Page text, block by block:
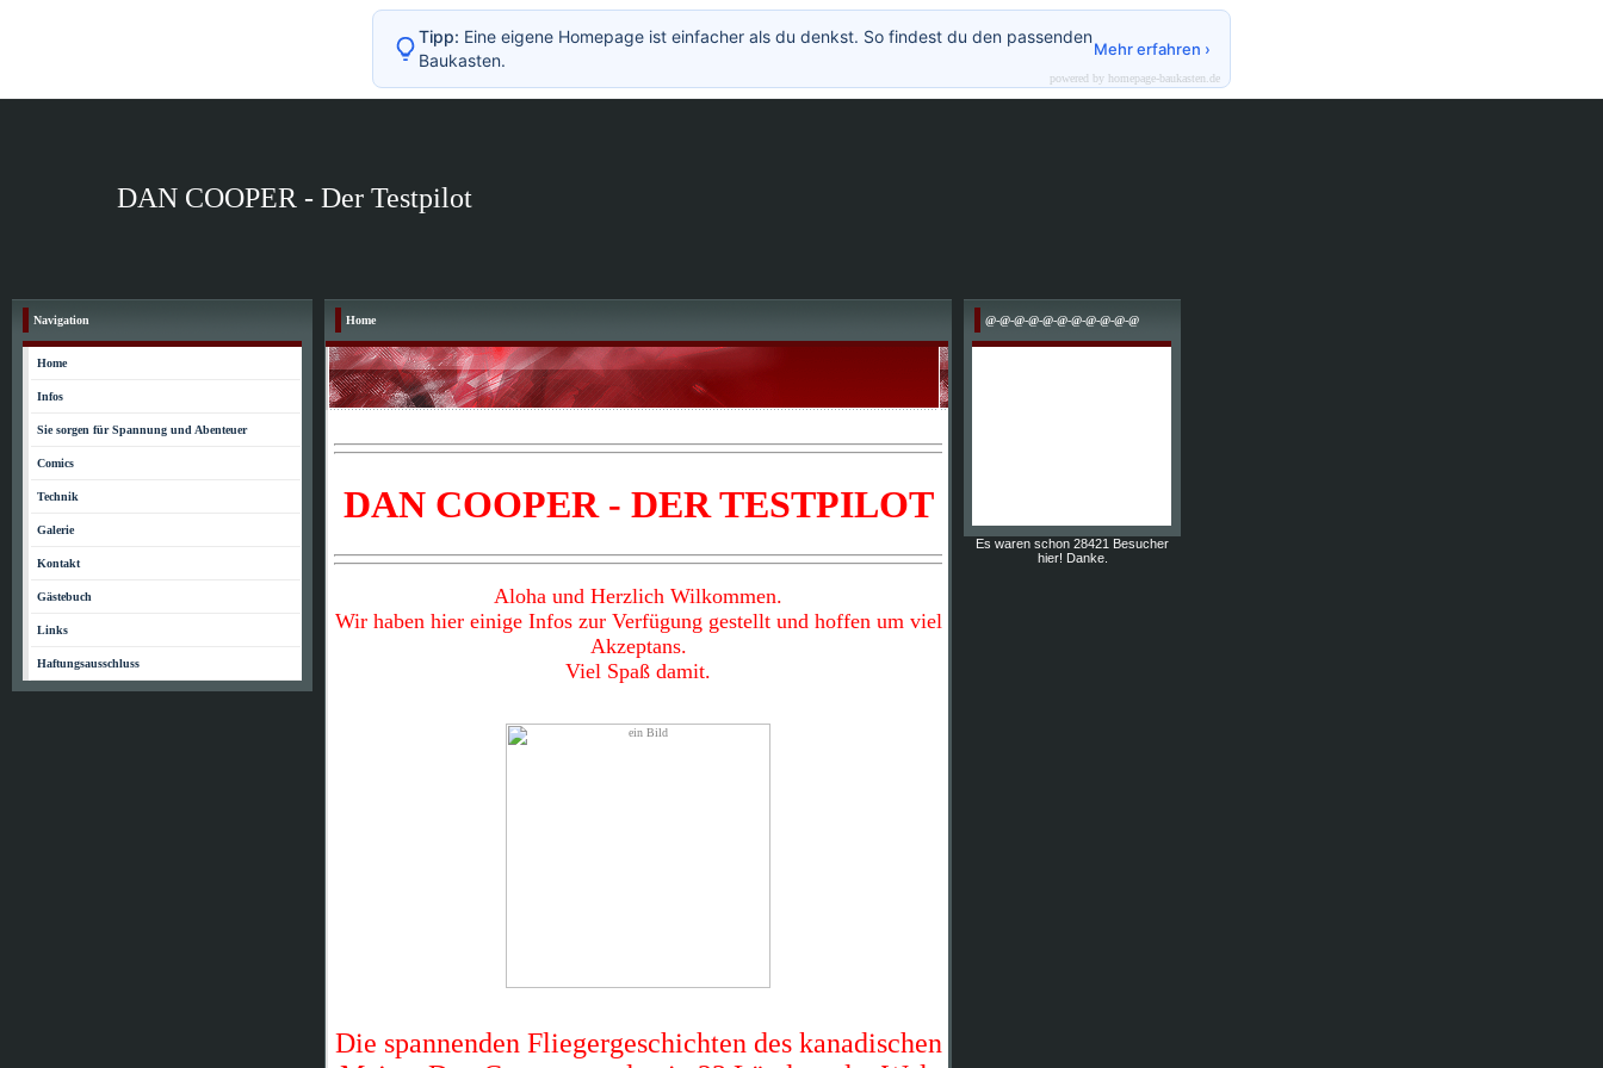
DAN COOPER - Der Testpilot
Navigation
Home
Infos
Sie sorgen für Spannung und Abenteuer
Comics
Technik
Galerie
Kontakt
Gästebuch
Links
Haftungsausschluss
Home
DAN COOPER - DER TESTPILOT
Aloha und Herzlich Wilkommen.
Wir haben hier einige Infos zur Verfügung gestellt und hoffen um viel
Akzeptans.
Viel Spaß damit.
Die spannenden Fliegergeschichten des kanadischen
@-@-@-@-@-@-@-@-@-@-@
Es waren schon 28421 Besucher
hier! Danke.
Tipp: Eine eigene Homepage ist einfacher als du denkst. So findest du den passenden
Baukasten.
Mehr erfahren ›
powered by homepage-baukasten.de